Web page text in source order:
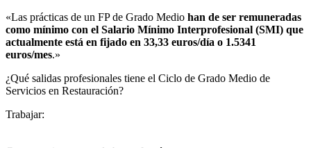
«Las prácticas de un FP de Grado Medio han de ser remuneradas
como mínimo con el Salario Mínimo Interprofesional (SMI) que
actualmente está en fijado en 33,33 euros/día o 1.5341
euros/mes.»
¿Qué salidas profesionales tiene el Ciclo de Grado Medio de
Servicios en Restauración?​
Trabajar: